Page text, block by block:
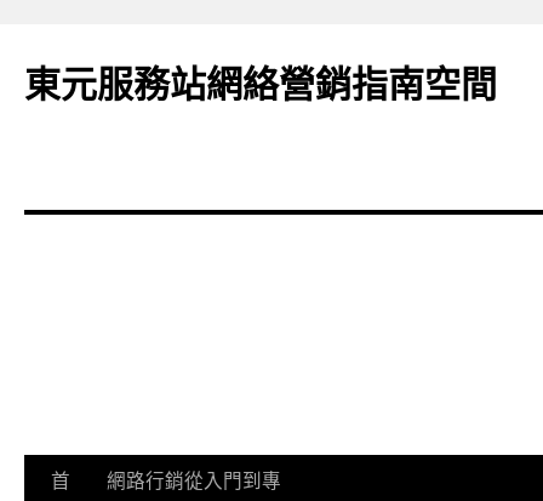
東元服務站網絡營銷指南空間
跳首
網路行銷從入門到專